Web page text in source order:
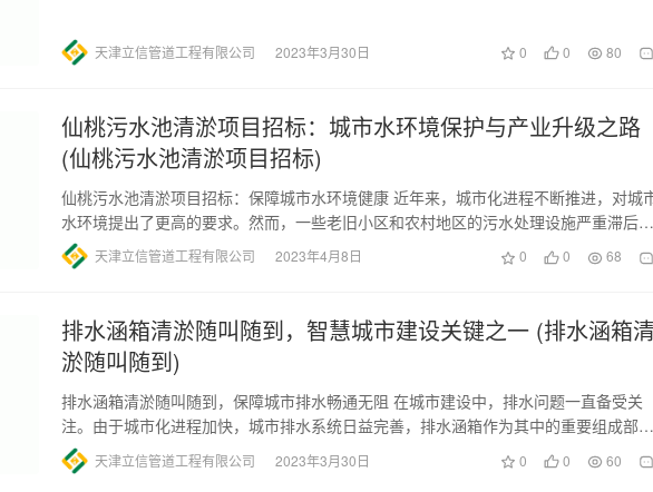
天津立信管道工程有限公司 2023年3月30日 0 0 80
仙桃污水池清淤项目招标：城市水环境保护与产业升级之路
(仙桃污水池清淤项目招标)
仙桃污水池清淤项目招标：保障城市水环境健康 近年来，城市化进程不断推进，对城
水环境提出了更高的要求。然而，一些老旧小区和农村地区的污水处理设施严重滞后，
导致污水直接排放，极大地污…
天津立信管道工程有限公司 2023年4月8日 0 0 68
排水涵箱清淤随叫随到，智慧城市建设关键之一 (排水涵箱清
淤随叫随到)
排水涵箱清淤随叫随到，保障城市排水畅通无阻 在城市建设中，排水问题一直备受关
注。由于城市化进程加快，城市排水系统日益完善，排水涵箱作为其中的重要组成部
分，更是承担了重要的责任。然而…
天津立信管道工程有限公司 2023年3月30日 0 0 60